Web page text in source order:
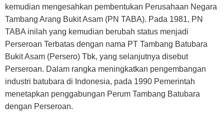
kemudian mengesahkan pembentukan Perusahaan Negara
Tambang Arang Bukit Asam (PN TABA). Pada 1981, PN
TABA inilah yang kemudian berubah status menjadi
Perseroan Terbatas dengan nama PT Tambang Batubara
Bukit Asam (Persero) Tbk, yang selanjutnya disebut
Perseroan. Dalam rangka meningkatkan pengembangan
industri batubara di Indonesia, pada 1990 Pemerintah
menetapkan penggabungan Perum Tambang Batubara
dengan Perseroan.